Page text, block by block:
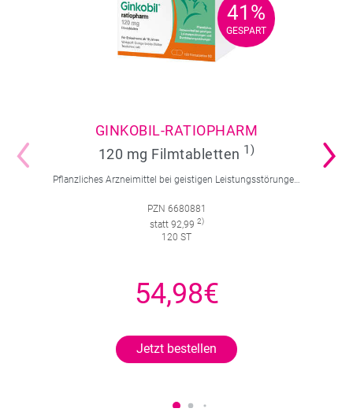
41%
GESPART
41%
GESPART
GINKOBIL-RATIOPHARM
120 mg Filmtabletten 1)
Pflanzliches Arzneimittel bei geistigen Leistungsstörungen und Durchblutungsstörungen.
PZN 6680881
statt 92,99 2)
120 ST
54,98€
Jetzt bestellen